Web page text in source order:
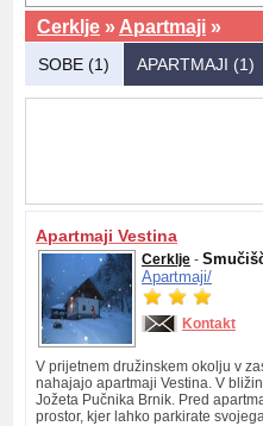
Cerklje » Apartmaji »
SOBE (1) APARTMAJI (1)
Apartmaji Vestina
Cerklje -
Apartmaji/
Kontakt
V prijetnem družinskem okolju v
nahajajo apartmaji Vestina. V
Jožeta Pučnika Brnik. Pred
prostor, kjer lahko parkirate